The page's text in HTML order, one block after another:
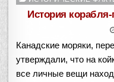
История
Канадские моряки,
утверждали, что на
все личные вещи